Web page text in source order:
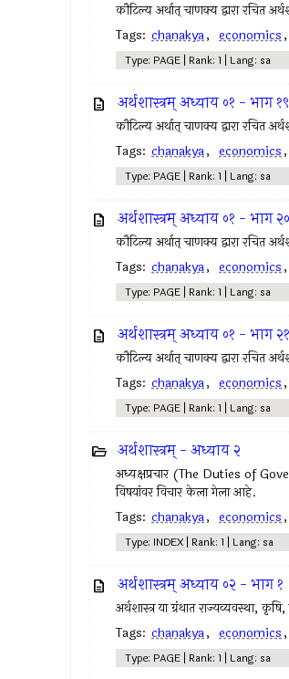
कौटिल्य अर्थात् चाणक्य द्वारा रचित
Tags: chanakya, economics,
Type: PAGE | Rank: 1 | Lang: sa
अर्थशास्त्रम् अध्याय ०१ - भाग १९
कौटिल्य अर्थात् चाणक्य द्वारा रचित
Tags: chanakya, economics,
Type: PAGE | Rank: 1 | Lang: sa
अर्थशास्त्रम् अध्याय ०१ - भाग २०
कौटिल्य अर्थात् चाणक्य द्वारा रचित
Tags: chanakya, economics,
Type: PAGE | Rank: 1 | Lang: sa
अर्थशास्त्रम् अध्याय ०१ - भाग २१
कौटिल्य अर्थात् चाणक्य द्वारा रचित
Tags: chanakya, economics,
Type: PAGE | Rank: 1 | Lang: sa
अर्थशास्त्रम् - अध्याय २
अध्यक्षप्रचार (The Duties of
विषयांवर विचार केला गेला आहे.
Tags: chanakya, economics,
Type: INDEX | Rank: 1 | Lang: sa
अर्थशास्त्रम् अध्याय ०२ - भाग १
अर्थशास्त्र या ग्रंथात राज्यव्यवस्था,
Tags: chanakya, economics,
Type: PAGE | Rank: 1 | Lang: sa